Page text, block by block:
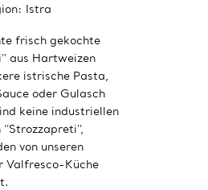
Istra
frisch gekochte
aus Hartweizen
istrische Pasta,
oder Gulasch
keine industriellen
von unseren
Valfresco-Küche